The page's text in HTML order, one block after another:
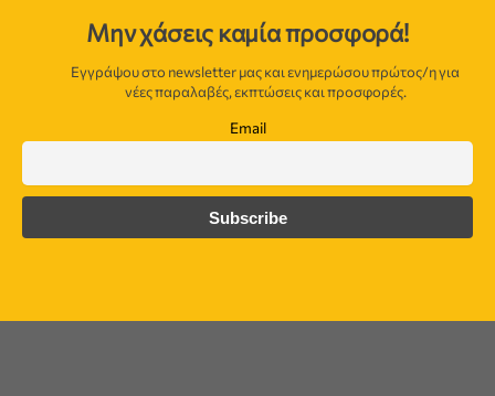
Μην χάσεις καμία προσφορά!
Εγγράψου στο newsletter μας και ενημερώσου πρώτος/η για
νέες παραλαβές, εκπτώσεις και προσφορές.
Email